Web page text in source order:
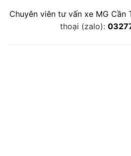
Chuyên viên tư vấn xe MG Cần
thoại (zalo):